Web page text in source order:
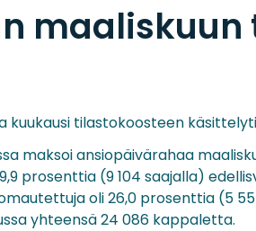
maaliskuun
kuukausi tilastokoosteen
maksoi ansiopäivärahaa
prosenttia (9 104 saajalla)
oli 26,0 prosenttia (5
yhteensä 24 086 kappaletta.